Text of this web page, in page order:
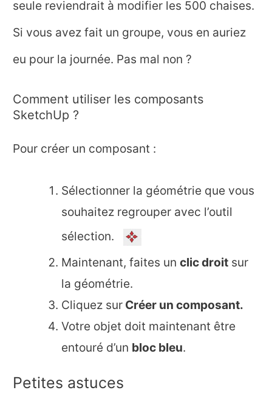
seule reviendrait à modifier les 500 chaises.
Si vous avez fait un groupe, vous en auriez
eu pour la journée. Pas mal non ?
Comment utiliser les composants
SketchUp ?
Pour créer un composant :
Sélectionner la géométrie que vous
souhaitez regrouper avec l’outil
sélection.
Maintenant, faites unclic droit sur
la géométrie.
Cliquez sur Créer un composant.
Votre objet doit maintenant être
entouré d’un bloc bleu.
Petites astuces